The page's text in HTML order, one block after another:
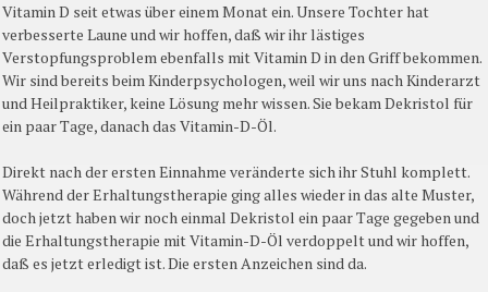
Vitamin D seit etwas über einem Monat ein. Unsere Tochter hat
verbesserte Laune und wir hoffen, daß wir ihr lästiges
Verstopfungsproblem ebenfalls mit Vitamin D in den Griff bekommen.
Wir sind bereits beim Kinderpsychologen, weil wir uns nach Kinderarzt
und Heilpraktiker, keine Lösung mehr wissen. Sie bekam Dekristol für
ein paar Tage, danach das Vitamin-D-Öl.
Direkt nach der ersten Einnahme veränderte sich ihr Stuhl komplett.
Während der Erhaltungstherapie ging alles wieder in das alte Muster,
doch jetzt haben wir noch einmal Dekristol ein paar Tage gegeben und
die Erhaltungstherapie mit Vitamin-D-Öl verdoppelt und wir hoffen,
daß es jetzt erledigt ist. Die ersten Anzeichen sind da.